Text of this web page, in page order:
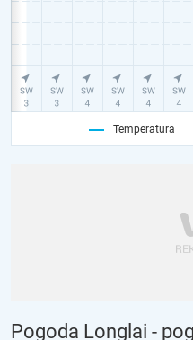
Temperatura
Pogoda Longlai -